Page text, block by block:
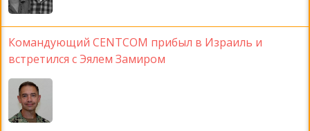
Командующий CENTCOM прибыл в Израиль и
встретился с Эялем Замиром